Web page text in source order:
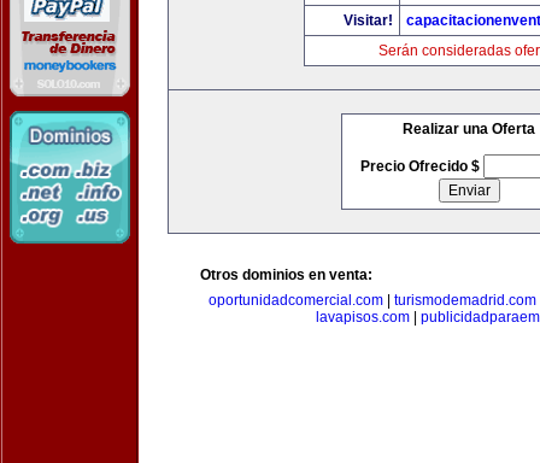
Visitar!
Serán consideradas
Realizar una Oferta
Precio Ofrecido $
Otros dominios en venta:
oportunidadcomercial.com
turismodemadrid.com
lavapisos.com|